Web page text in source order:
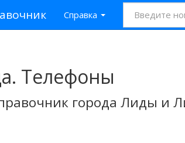
Справка
Телефоны
города Лиды и